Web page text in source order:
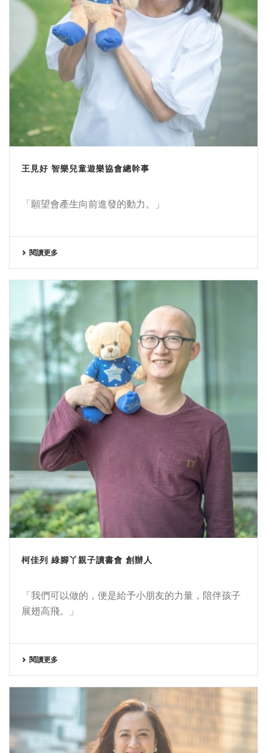
王見好 智樂兒童遊樂協會總幹事
「願望會產生向前進發的動力。」
閱讀更多
柯佳列 綠腳丫親子讀書會 創辦人
「我們可以做的，便是給予小朋友的力量，陪伴孩子
展翅高飛。」
閱讀更多